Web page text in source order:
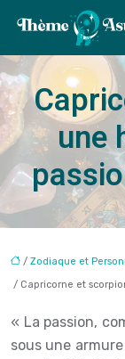
une
/ Zodiaque et
/ Capricorne et
« La passion,
sous une